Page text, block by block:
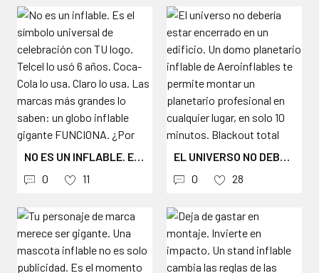
NO ES UN INFLABLE. ES EL SÍMBOLO UNIVERSAL DE CELEBRACIÓN CON TU LOGO. TELCEL LO USÓ 6 AÑOS. COCA-COLA LO USA. CLARO LO USA. LAS MARCAS MÁS GRANDES LO SABEN: UN GLOBO INFLABLE GIGANTE FUNCIONA. ¿POR QUÉ? PORQUE UN GLOBO NO COMPITE CON TU MARCA — LA AMPLIFICA. CUALQUIER LOGO SE VE PODEROSO EN UNA ESFERA GIGANTE VISIBLE A CIENTOS DE METROS. DE DÍA CON COLORES VIBRANTES. DE NOCHE COMO UN FARO LUMINOSO CON LED INTERNO. Y HAY ALGO QUE EN LA ERA DE TELCEL NO EXISTÍA: HOY TU GLOBO ES UN INSTAGRAM SPOT. LA GENTE SE ACERCA, SE TOMA FOTOS, TE ETIQUETA. CONTENIDO ORGÁNICO GRATIS QUE VALE MÁS QUE CUALQUIER PAUTA. UN SOLO GLOBO EN UN EVENTO GENERA DECENAS DE PUBLICACIONES EN REDES SIN QUE INVIERTAS UN PESO MÁS. CADA GLOBO DE AEROINFLABLES INCLUYE MOTOR ELÉCTRICO, ILUMINACIÓN LED, IMPRESIÓN DIGITAL FULL COLOR, PROTECCIÓN UV, ANCLAJE PROFESIONAL Y ESTUCHE DE TRANSPORTE. CONVIERTE TU PRÓXIMO EVENTO EN UN FENÓMENO VISUAL. #GLOBOSINFLABLES #GLOBOINFLABLE #GLOBOPUBLICITARIO #INFLABLECONMOTOR #GLOBOGIGANTE #INFLABLESPUBLICITARIOS #MARKETINGEXPERIENCIAL #ACTIVACIONDEMARCA #BRANDACTIVATION #EVENTMARKETING #INSTAGRAMSPOT #FOTOCONGLOBO #GLOBOGIGANTEPARAFOTOS #UGCMARKETING #CONTENIDOORGANICO #PUBLICIDADEXTERIOR #MARKETINGBTL #PUBLICIDADINFLABLE #PHOTOOP #MOMENTOSCOMPARTIBLES #ACTIVACIONINSTAGRAM #MARKETINGDEEXPERIENCIAS #GLOBOCONLOGO #FABRICADEINFLABLES #AEROINFLABLES #MADEINCOLOMBIA #PUBLICIDADCREATIVA #BRANDEXPERIENCE #EVENTOSCORPORATIVOS #RETAILMARKETING
0
11
EL UNIVERSO NO DEBERÍA ESTAR ENCERRADO EN UN EDIFICIO. UN DOMO PLANETARIO INFLABLE DE AEROINFLABLES TE PERMITE MONTAR UN PLANETARIO PROFESIONAL EN CUALQUIER LUGAR, EN SOLO 10 MINUTOS. BLACKOUT TOTAL PARA PROYECCIÓN 360 GRADOS DE DÍA O DE NOCHE, SIN SOMBRAS, SIN FILTRACIÓN DE LUZ. FABRICAMOS DOMOS DESDE 4 HASTA 42 METROS DE DIÁMETRO. EL RANGO MÁS AMPLIO DE LA REGIÓN. CADA UNO SE FABRICA A TU MEDIDA, CON MATERIAL DE POLIÉSTER BLACKOUT PROFESIONAL Y MOTOR ELÉCTRICO INCLUIDO. PARA COLEGIOS QUE QUIEREN INSPIRAR CON EXPERIENCIAS STEM INMERSIVAS. PARA MUSEOS QUE LLEVAN LA CIENCIA A DONDE NO HAY PLANETARIOS FIJOS. PARA EMPRENDEDORES QUE OPERAN PLANETARIOS MÓVILES COMO NEGOCIO. PARA EVENTOS CORPORATIVOS QUE NECESITAN IMPACTAR. OPCIONES DESDE EL PAQUETE BÁSICO HASTA EL FULL DOM PRO CON SONIDO ENVOLVENTE BOSE Y AIRE ACONDICIONADO DE 5 TONELADAS. MÁS DE 40 AÑOS DE EXPERIENCIA FABRICANDO INFLABLES DE CALIDAD PROFESIONAL. EL UNIVERSO CABE EN UN DOMO INFLABLE PORTÁTIL. LLÉVALO A DONDE TU PÚBLICO LO NECESITA. COTIZA TU DOMO PLANETARIO EN EL LINK DE LA BIO O ESCRÍBENOS AL DM. #DOMOPLANETARIO #PLANETARIOINFLABLE #PLANETARIOMÓVIL #DOMOINFLABLE #FULLDOME #PROYECCIÓNINMERSIVA #EDUCACIÓNSTEM #EXPERIENCIAINMERSIVA #CÚPULAINFLABLE #ASTRONOMÍA #PLANETARIOPORTÁTIL #PLANETARIOMÓVILEDUCATIVO #INFLATABLEDOME #PLANETARIUMDOME #MOBILEPLANETARIUM #CIENCIAPARATODOS #ASTRONOMIEDUCATIVA #DOMODEPROYECCIÓN #ENTRETENIMIENTOEDUCATIVO #IMMERSIVEEXPERIENCE #INFLABLESPUBLICITARIOS #FABRICADEINFLABLES #MADEINCOLOMBIA #INFLABLESCOLOMBIA #INFLABLESMEXICO #DOMOBLACKOUT #PROYECCIÓN360 #CIENCIAYTECNOLOGÍA #EDUCACIÓNINNOVADORA #AEROINFLABLES
0
28